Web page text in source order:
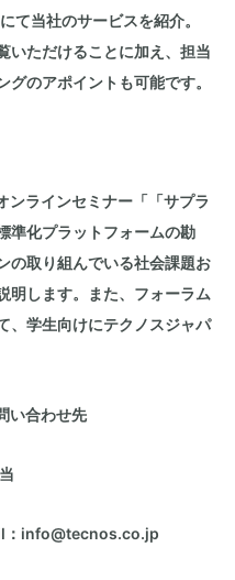
て当社のサービスを紹介。
いただけることに加え、担当
のアポイントも可能です。
ンラインセミナー「「サプラ
準化プラットフォームの勘
の取り組んでいる社会課題お
明します。また、フォーラム
、学生向けにテクノスジャパ
い合わせ先
info@tecnos.co.jp